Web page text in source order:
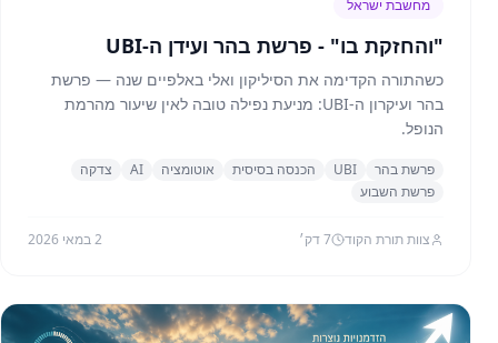
מחשבת ישראל
"והחזקת בו" - פרשת בהר ועידן ה-UBI
כשהתורה הקדימה את הסיליקון ואלי באלפיים שנה — פרשת
בהר ועיקרון ה-UBI: מניעת נפילה טובה לאין שיעור מהרמת
הנופל.
פרשת בהר UBI הכנסה בסיסית אוטומציה AI
צדקה
פרשת השבוע
צוות תורת הקוד 7דק׳ 2 במאי 2026